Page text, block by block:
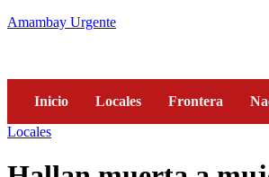
Amambay Urgente
Inicio Locales Frontera
Locales